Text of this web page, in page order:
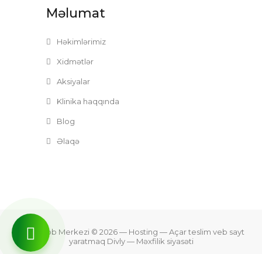
Məlumat
Həkimlərimiz
Xidmətlər
Aksiyalar
Klinika haqqında
Blog
Əlaqə
Zefer Tibb Merkezi © 2026— Hosting —Açar teslim veb sayt
yaratmaq Divly— Məxfilik siyasəti